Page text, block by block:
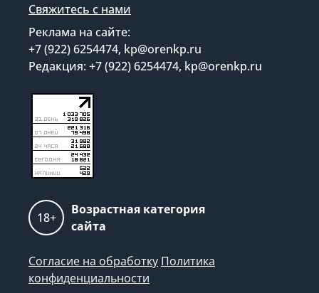
Свяжитесь с нами
Реклама на сайте:
+7 (922) 6254474, kp@orenkp.ru
Редакция: +7 (922) 6254474, kp@orenkp.ru
18+
Возрастная категория
сайта
Согласие на обработку Политика
конфиденциальности